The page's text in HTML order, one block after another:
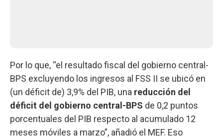
Por lo que, “el resultado fiscal del gobierno central-
BPS excluyendo los ingresos al FSS II se ubicó en
(un déficit de) 3,9% del PIB, una reducción del
déficit del gobierno central-BPS de 0,2 puntos
porcentuales del PIB respecto al acumulado 12
meses móviles a marzo”, añadió el MEF. Eso